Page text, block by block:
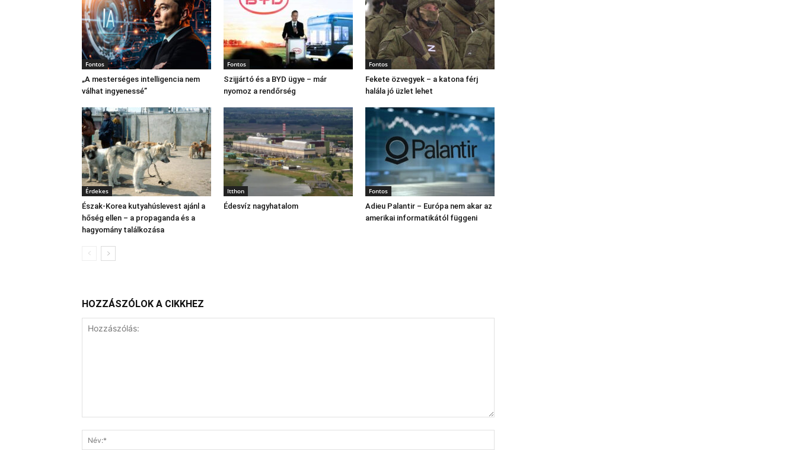
Fontos
„A mesterséges intelligencia nem
válhat ingyenessé”
Fontos
Szijjártó és a BYD ügye – már
nyomoz a rendőrség
Fontos
Fekete özvegyek – a katona férj
halála jó üzlet lehet
Érdekes
Észak‑Korea kutyahúslevest ajánl a
hőség ellen – a propaganda és a
hagyomány találkozása
Itthon
Édesvíz nagyhatalom
Fontos
Adieu Palantir – Európa nem akar az
amerikai informatikától függeni
HOZZÁSZÓLOK A CIKKHEZ